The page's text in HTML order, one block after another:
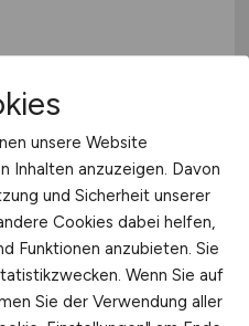
- befristet
unsere Website
Inhalten anzuzeigen. Davon
und Sicherheit unserer
Cookies dabei helfen,
Funktionen anzubieten. Sie
Wenn Sie auf
Sie der Verwendung aller